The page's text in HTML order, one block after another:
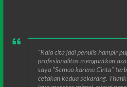
"Kala cita jadi penulis hampir
profesionalitas menguatkan
saya "Semua karena Cinta"
cetakan kedua sekarang.